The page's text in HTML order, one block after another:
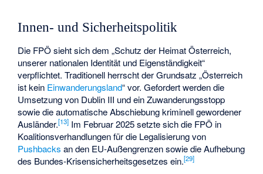
Innen- und Sicherheitspolitik
Die FPÖ sieht sich dem „Schutz der Heimat Österreich,
unserer nationalen Identität und Eigenständigkeit“
verpflichtet. Traditionell herrscht der Grundsatz „Österreich
ist kein Einwanderungsland“ vor. Gefordert werden die
Umsetzung von Dublin III und ein Zuwanderungsstopp
sowie die automatische Abschiebung kriminell gewordener
Ausländer.[13] Im Februar 2025 setzte sich die FPÖ in
Koalitionsverhandlungen für die Legalisierung von
Pushbacks an den EU-Außengrenzen sowie die Aufhebung
des Bundes-Krisensicherheitsgesetzes ein.[29]